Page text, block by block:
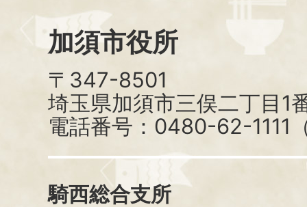
加須市役所
〒347-8501
埼玉県加須市三俣二丁目1
電話番号：0480-62-1111
騎西総合支所